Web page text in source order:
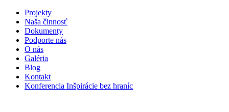
Projekty
Naša činnosť
Dokumenty
Podporte nás
O nás
Galéria
Blog
Kontakt
Konferencia Inšpirácie bez hraníc